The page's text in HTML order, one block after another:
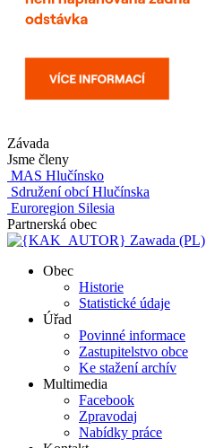
Závada
Jsme členy
MAS Hlučínsko
Sdružení obcí Hlučínska
Euroregion Silesia
Partnerská obec
Zawada (PL)
Obec
Historie
Statistické údaje
Úřad
Povinné informace
Zastupitelstvo obce
Ke stažení archív
Multimedia
Facebook
Zpravodaj
Nabídky práce